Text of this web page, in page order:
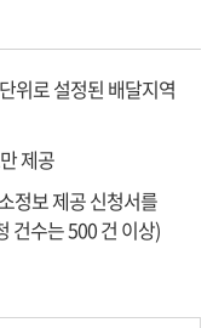
위로 설정된 배달지역
제공
정보 제공 신청서를
건수는 500 건 이상)